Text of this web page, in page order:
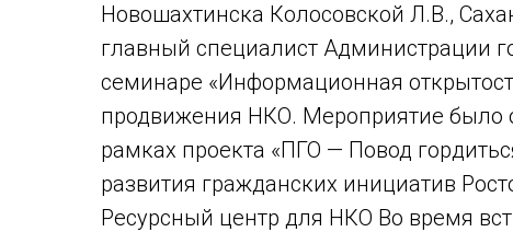
Новошахтинска Колосовской Л.В.,
главный специалист Администрации
семинаре «Информационная
продвижения НКО. Мероприятие было
рамках проекта «ПГО — Повод
развития гражданских инициатив
Ресурсный центр для НКО Во время